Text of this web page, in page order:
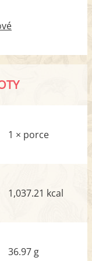
1 × porce
1,037.21 kcal
36.97 g